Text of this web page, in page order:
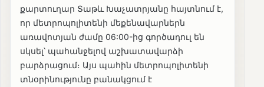
քարտուղար Տաթև Խաչատրյանը հայտնում է,
որ մետրոպոլիտենի մեքենավարներն
առավոտյան ժամը 06:00-ից գործադուլ են
սկսել՝ պահանջելով աշխատավարձի
բարձրացում։ Այս պահին մետրոպոլիտենի
տնօրինությունը բանակցում է